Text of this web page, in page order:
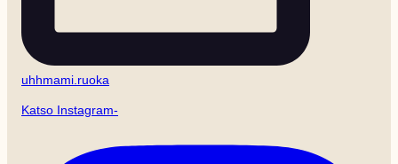
uhhmami.ruoka
Katso Instagram-